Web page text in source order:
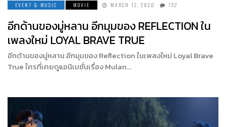
EVENT & MUSIC MOVIE MARCH 12, 2020 752
อีกด้านของมู่หลาน อีกมุมของ REFLECTION ใน
เพลงใหม่ LOYAL BRAVE TRUE
อีกด้านของมู่หลาน อีกมุมของ Reflection ในเพลงใหม่ Loyal Brave
True ใครที่เคยดูแอนิเมชั่นเรื่อง Mulan…